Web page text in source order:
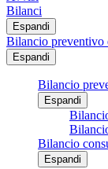
Bilanci
Espandi
Bilancio preventivo
Espandi
Bilancio
Espandi
Bilancio
Espandi